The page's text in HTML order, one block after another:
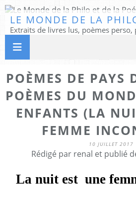
POÈMES DE PAYS
POÈMES DU
ENFANTS (LA
FEMME
10 JUILLET 2017
Rédigé par renal et publié
La nuit est une